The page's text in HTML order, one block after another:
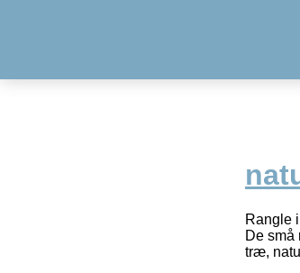
Rangle
De små
træ,